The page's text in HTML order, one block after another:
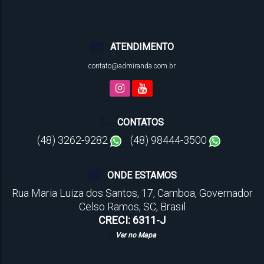
ATENDIMENTO
contato@admiranda.com.br
CONTATOS
(48) 3262-9282 (48) 98444-3500
ONDE ESTAMOS
Rua Maria Luiza dos Santos, 17, Camboa, Governador
Celso Ramos, SC, Brasil
CRECI: 6311-J
Ver no Mapa